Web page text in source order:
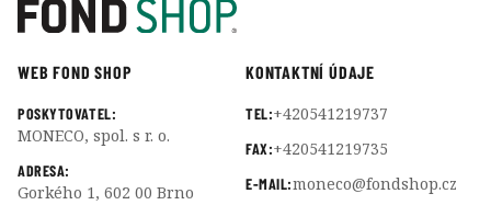
WEB FOND SHOP
POSKYTOVATEL:
MONECO, spol. s r. o.
ADRESA:
Gorkého 1, 602 00 Brno
KONTAKTNÍ ÚDAJE
TEL:+420541219737
FAX:+420541219735
E-MAIL:moneco@fondshop.cz